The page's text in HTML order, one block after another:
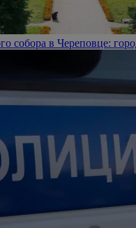
собора в Череповце: